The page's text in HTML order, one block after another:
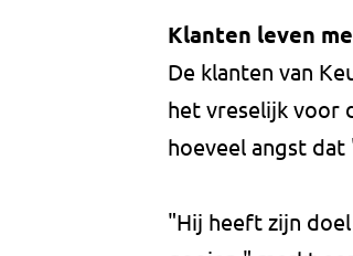
Klanten leven
De klanten van
het vreselijk voor
hoeveel angst dat
"Hij heeft zijn